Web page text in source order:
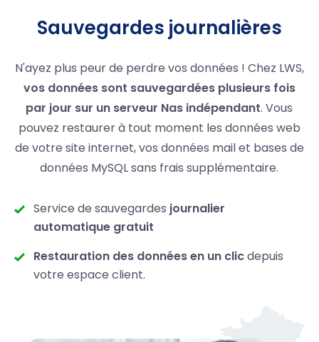
Sauvegardes journalières
N'ayez plus peur de perdre vos données ! Chez LWS,
vos données sont sauvegardées plusieurs fois
par jour sur un serveur Nas indépendant. Vous
pouvez restaurer à tout moment les données web
de votre site internet, vos données mail et bases de
données MySQL sans frais supplémentaire.
Service de sauvegardes journalier
automatique gratuit
Restauration des données en un clicdepuis
votre espace client.